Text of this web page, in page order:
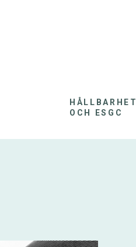
HÅLLBARHET
OCH ESGC